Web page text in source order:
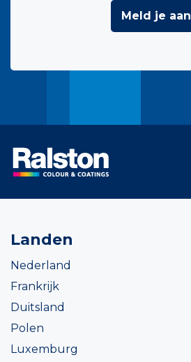
Meld je aan
Landen
Nederland
Frankrijk
Duitsland
Polen
Luxemburg